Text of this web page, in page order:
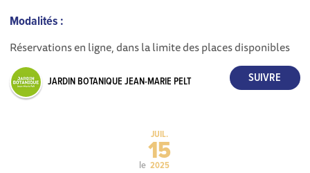
Modalités :
Réservations en ligne, dans la limite des places disponibles
JARDIN BOTANIQUE JEAN-MARIE PELT
le
JUIL.
15
2025